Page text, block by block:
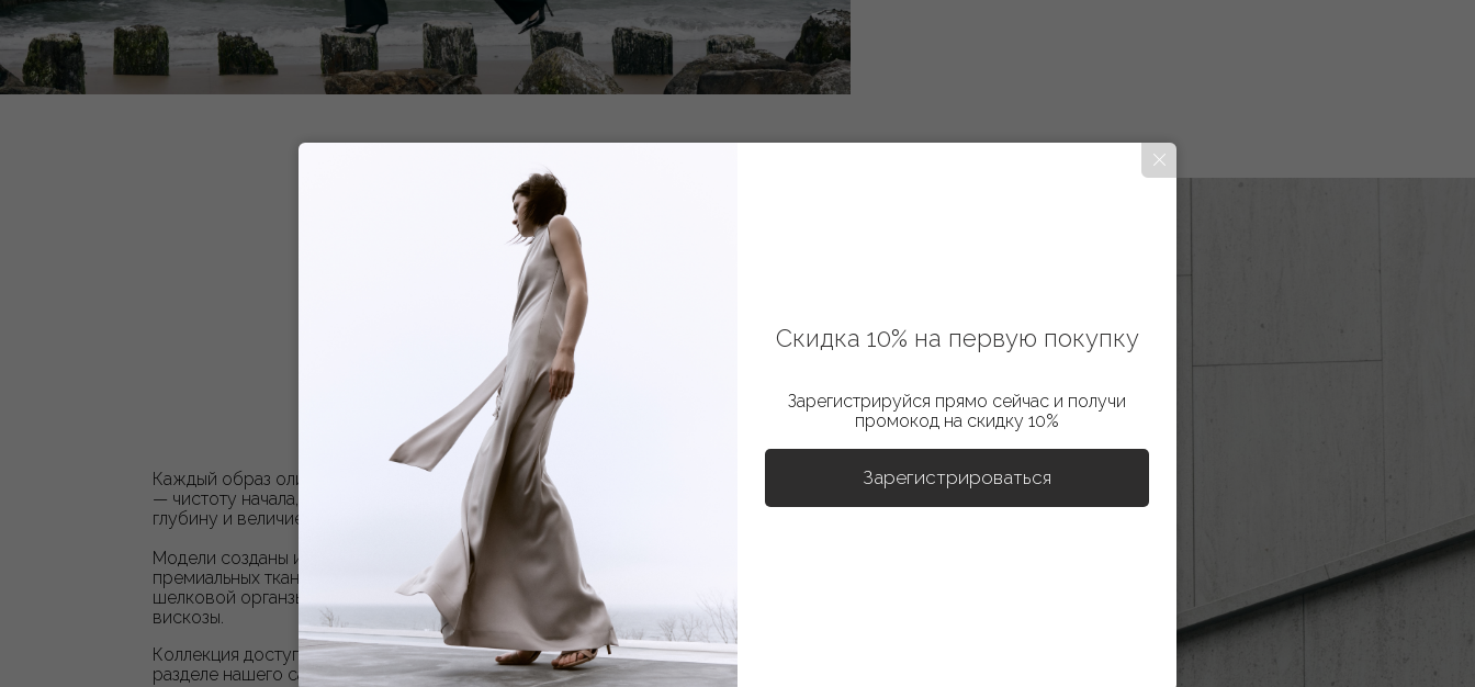
Каждый образ олицетворяет этап становления
— чистоту начала, движение, силу потока,
глубину и величие.⁣⁣⠀
Модели созданы из специально-отобранных
премиальных тканей: костюмной шерсти,
шелковой органзы, атласной струящейся
вискозы.
Коллекция доступна к заказу в специальном
разделе нашего сайтаMÍDITI PREMIUM.
Скидка 10% на первую покупку
Зарегистрируйся прямо сейчас и получи
промокод на скидку 10%
Зарегистрироваться